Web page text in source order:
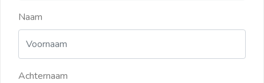
Naam
Achternaam